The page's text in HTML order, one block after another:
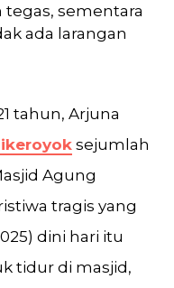
sementara
ada larangan
tahun, Arjuna
sejumlah
Agung
tragis yang
dini hari itu
tidur di masjid,